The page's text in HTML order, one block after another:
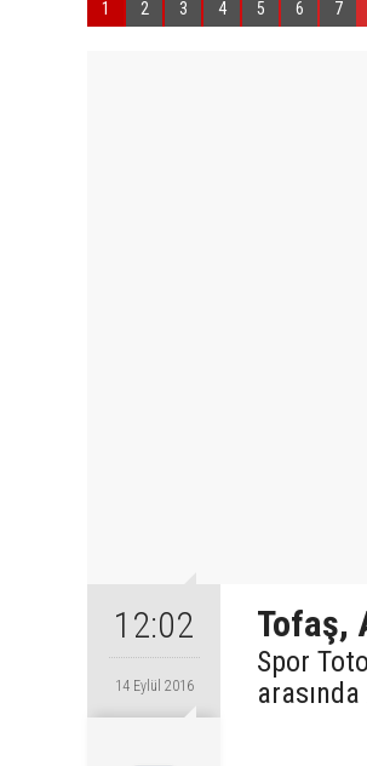
1 2 3 4 5 6 7
12:02
14 Eylül 2016
Tofaş,
Spor